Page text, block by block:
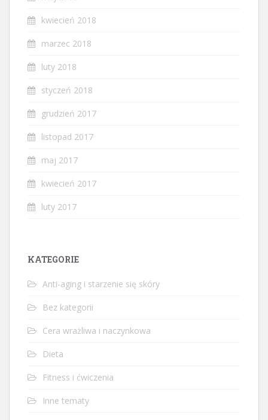
kwiecień 2018
marzec 2018
luty 2018
styczeń 2018
grudzień 2017
listopad 2017
maj 2017
kwiecień 2017
luty 2017
KATEGORIE
Anti-aging i starzenie się skóry
Bez kategorii
Cera wrażliwa i naczynkowa
Dieta
Fitness i ćwiczenia
Inne tematy